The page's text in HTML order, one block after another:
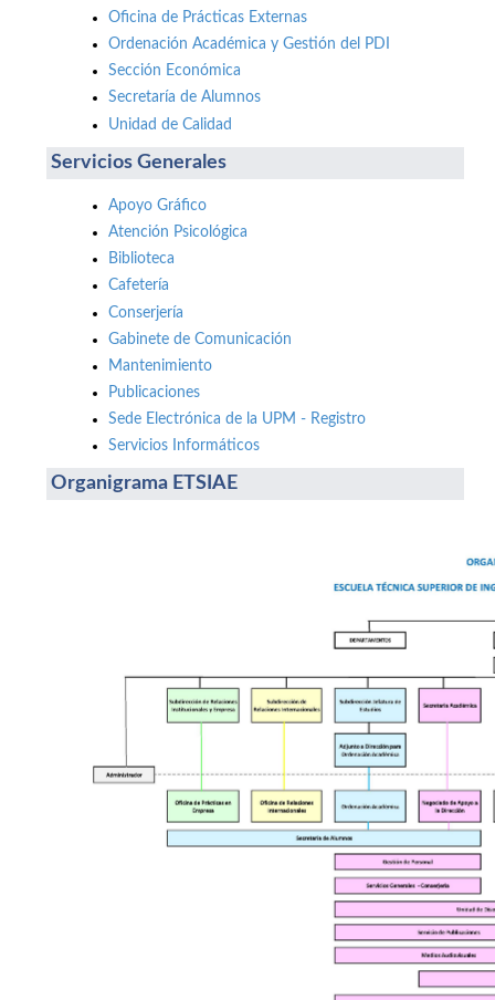
Oficina de Prácticas Externas
Ordenación Académica y Gestión del PDI
Sección Económica
Secretaría de Alumnos
Unidad de Calidad
Servicios Generales
Apoyo Gráfico
Atención Psicológica
Biblioteca
Cafetería
Conserjería
Gabinete de Comunicación
Mantenimiento
Publicaciones
Sede Electrónica de la UPM - Registro
Servicios Informáticos
Organigrama ETSIAE